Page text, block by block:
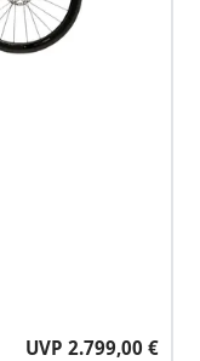
UVP 2.799,00 €